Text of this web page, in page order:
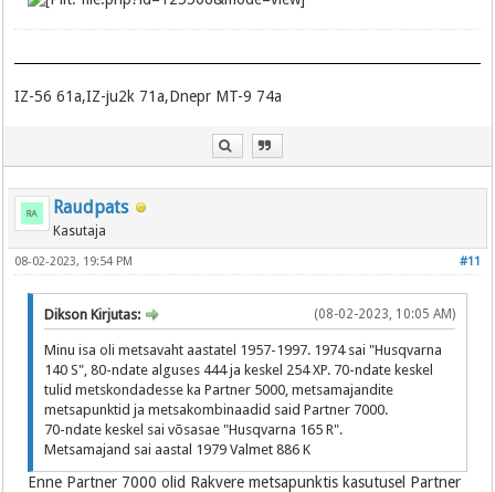
IZ-56 61a,IZ-ju2k 71a,Dnepr MT-9 74a
Raudpats
Kasutaja
#11
08-02-2023, 19:54 PM
(08-02-2023, 10:05 AM)
Dikson Kirjutas:
Minu isa oli metsavaht aastatel 1957-1997. 1974 sai "Husqvarna
140 S", 80-ndate alguses 444 ja keskel 254 XP. 70-ndate keskel
tulid metskondadesse ka Partner 5000, metsamajandite
metsapunktid ja metsakombinaadid said Partner 7000.
70-ndate keskel sai võsasae "Husqvarna 165 R".
Metsamajand sai aastal 1979 Valmet 886 K
Enne Partner 7000 olid Rakvere metsapunktis kasutusel Partner